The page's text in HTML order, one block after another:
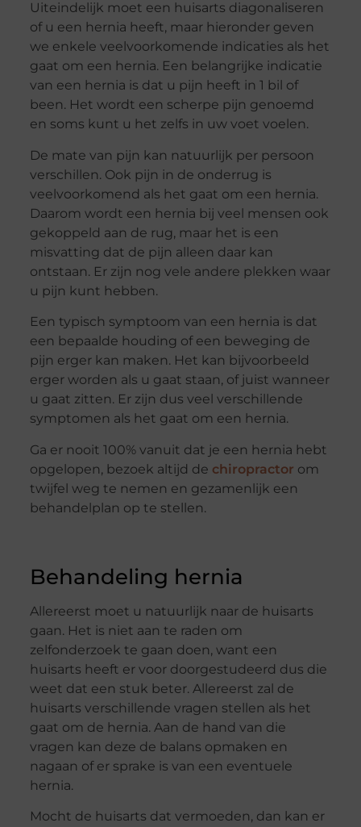
Uiteindelijk moet een huisarts diagonaliseren
of u een hernia heeft, maar hieronder geven
we enkele veelvoorkomende indicaties als het
gaat om een hernia. Een belangrijke indicatie
van een hernia is dat u pijn heeft in 1 bil of
been. Het wordt een scherpe pijn genoemd
en soms kunt u het zelfs in uw voet voelen.
De mate van pijn kan natuurlijk per persoon
verschillen. Ook pijn in de onderrug is
veelvoorkomend als het gaat om een hernia.
Daarom wordt een hernia bij veel mensen ook
gekoppeld aan de rug, maar het is een
misvatting dat de pijn alleen daar kan
ontstaan. Er zijn nog vele andere plekken waar
u pijn kunt hebben.
Een typisch symptoom van een hernia is dat
een bepaalde houding of een beweging de
pijn erger kan maken. Het kan bijvoorbeeld
erger worden als u gaat staan, of juist wanneer
u gaat zitten. Er zijn dus veel verschillende
symptomen als het gaat om een hernia.
Ga er nooit 100% vanuit dat je een hernia hebt
opgelopen, bezoek altijd de chiropractor om
twijfel weg te nemen en gezamenlijk een
behandelplan op te stellen.
Behandeling hernia
Allereerst moet u natuurlijk naar de huisarts
gaan. Het is niet aan te raden om
zelfonderzoek te gaan doen, want een
huisarts heeft er voor doorgestudeerd dus die
weet dat een stuk beter. Allereerst zal de
huisarts verschillende vragen stellen als het
gaat om de hernia. Aan de hand van die
vragen kan deze de balans opmaken en
nagaan of er sprake is van een eventuele
hernia.
Mocht de huisarts dat vermoeden, dan kan er